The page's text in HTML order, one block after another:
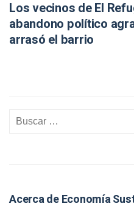
Los vecinos de El
abandono político
arrasó el barrio
Acerca de Economía